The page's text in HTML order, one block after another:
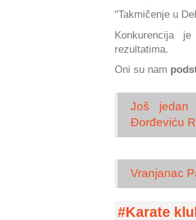
"Takmičenje u
Konkurencija
rezultatima.
Oni su nam
Još jedan
Đorđeviću
Vranjanac
Karate